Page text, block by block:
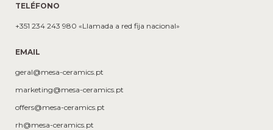
TELÉFONO
+351 234 243 980 «Llamada a red fija nacional»
EMAIL
geral@mesa-ceramics.pt
marketing@mesa-ceramics.pt
offers@mesa-ceramics.pt
rh@mesa-ceramics.pt